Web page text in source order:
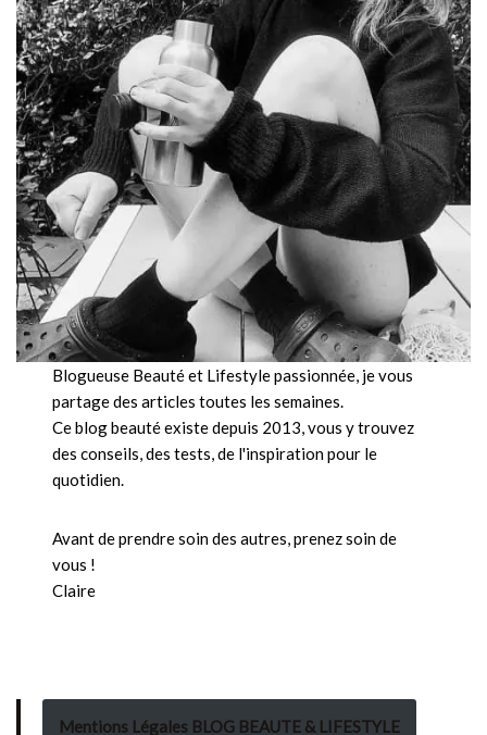
Blogueuse Beauté et Lifestyle passionnée, je vous
partage des articles toutes les semaines.
Ce blog beauté existe depuis 2013, vous y trouvez
des conseils, des tests, de l'inspiration pour le
quotidien.
Avant de prendre soin des autres, prenez soin de
vous !
Claire
Mentions Légales BLOG BEAUTE & LIFESTYLE